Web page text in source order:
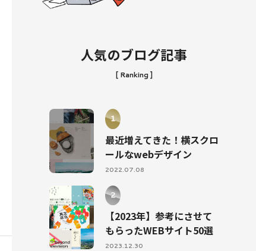
人気のブログ記事
[ Ranking ]
最近増えてきた！横スクロ
ールなwebデザイン
2022.07.08
【2023年】参考にさせて
もらったWEBサイト50選
2023.12.30